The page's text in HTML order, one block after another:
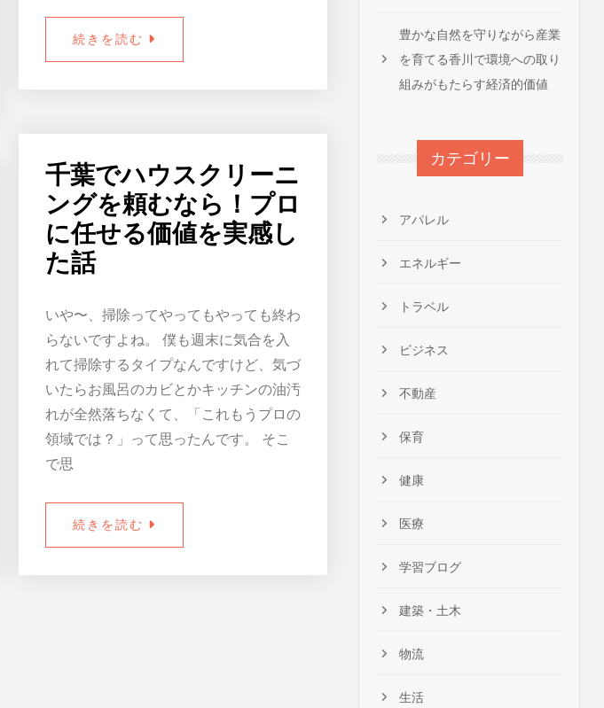
続きを読む
千葉でハウスクリーニ
ングを頼むなら！プロ
に任せる価値を実感し
た話
いや〜、掃除ってやってもやっても終わ
らないですよね。 僕も週末に気合を入
れて掃除するタイプなんですけど、気づ
いたらお風呂のカビとかキッチンの油汚
れが全然落ちなくて、「これもうプロの
領域では？」って思ったんです。 そこ
で思
続きを読む
豊かな自然を守りながら産業
を育てる香川で環境への取り
組みがもたらす経済的価値
カテゴリー
アパレル
エネルギー
トラベル
ビジネス
不動産
保育
健康
医療
学習ブログ
建築・土木
物流
生活